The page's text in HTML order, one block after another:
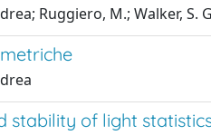
Ruggiero, M.; Walker, S.
stability of light